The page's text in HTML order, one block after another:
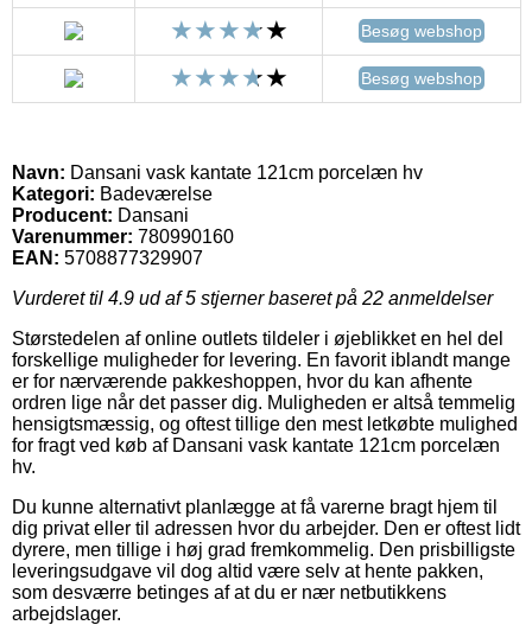
Besøg webshop
Besøg webshop
Navn: Dansani vask kantate 121cm porcelæn hv
Kategori: Badeværelse
Producent: Dansani
Varenummer: 780990160
EAN: 5708877329907
Vurderet til 4.9 ud af 5 stjerner baseret på 22 anmeldelser
Størstedelen af online outlets tildeler i øjeblikket en hel del
forskellige muligheder for levering. En favorit iblandt mange
er for nærværende pakkeshoppen, hvor du kan afhente
ordren lige når det passer dig. Muligheden er altså temmelig
hensigtsmæssig, og oftest tillige den mest letkøbte mulighed
for fragt ved køb af Dansani vask kantate 121cm porcelæn
hv.
Du kunne alternativt planlægge at få varerne bragt hjem til
dig privat eller til adressen hvor du arbejder. Den er oftest lidt
dyrere, men tillige i høj grad fremkommelig. Den prisbilligste
leveringsudgave vil dog altid være selv at hente pakken,
som desværre betinges af at du er nær netbutikkens
arbejdslager.